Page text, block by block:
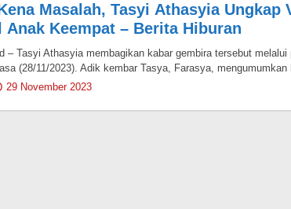
Masalah, Tasyi Athasyia Ungkap
Anak Keempat – Berita Hiburan
– Tasyi Athasyia membagikan kabar gembira tersebut
(28/11/2023). Adik kembar Tasya, Farasya, mengumumkan
29 November 2023